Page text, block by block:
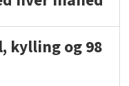
kylling og 98